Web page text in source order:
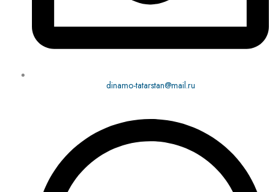
dinamo-tatarstan@mail.ru